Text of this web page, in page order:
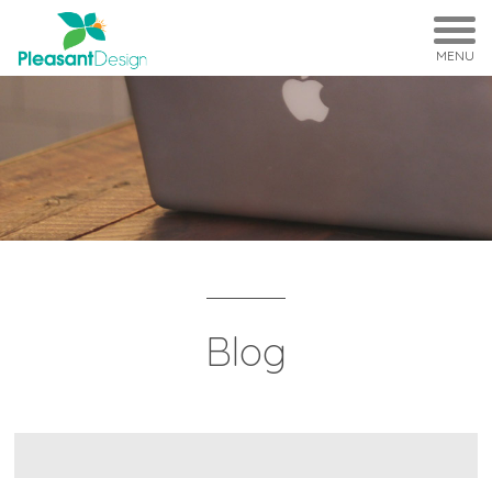
MENU
Blog